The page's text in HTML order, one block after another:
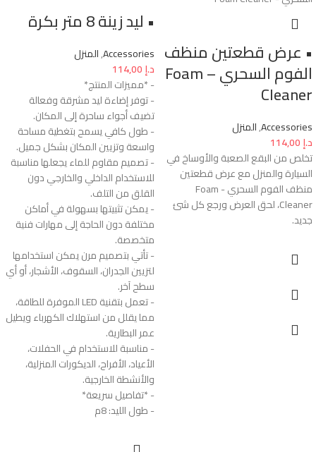
• عرض قطعتين منظف
الفوم السحري – Foam
Cleaner
Accessories
,المنزل
د.إ
تخلص من البقع الصعبة والأوساخ في
السيارة والمنزل مع عرض قطعتين
منظف الفوم السحري - Foam
Cleaner، لحق العرض ورجع كل شئ
جديد.
• ليد زينة 8 متر بكرة
Accessories
,المنزل
د.إ
- *مميزات المنتج*
- توفر إضاءة ليد مشرقة وفعالة
تضيف أجواء ساحرة إلى المكان.
- طول كافي يسمح بتغطية مساحة
واسعة وتزيين المكان بشكل جميل.
- تصميم مقاوم للماء يجعلها مناسبة
للاستخدام الداخلي والخارجي دون
القلق من التلف.
- يمكن تثبيتها بسهولة في أماكن
مختلفة دون الحاجة إلى مهارات فنية
متخصصة.
- تأتي بتصميم مرن يمكن استخدامها
لتزيين الجدران، السقوف، الأشجار، أو أي
سطح آخر.
- تعمل بتقنية LED الموفرة للطاقة،
مما يقلل من استهلاك الكهرباء ويطيل
عمر البطارية.
- مناسبة للاستخدام في الحفلات،
الأعياد، الأفراح، الديكورات المنزلية،
والأنشطة الخارجية.
- *تفاصيل سريعة*
- طول الليد: 8م